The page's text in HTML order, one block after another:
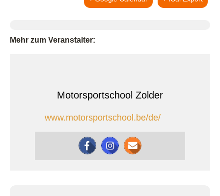
Mehr zum Veranstalter:
Motorsportschool Zolder
www.motorsportschool.be/de/